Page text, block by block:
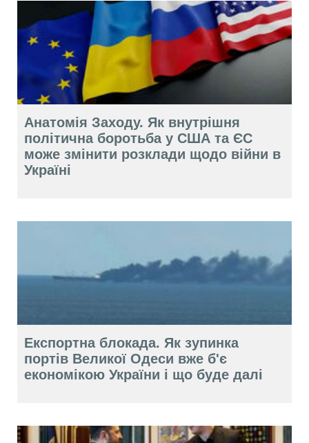
Анатомія Заходу. Як внутрішня
політична боротьба у США та ЄС
може змінити розклади щодо війни в
Україні
Експортна блокада. Як зупинка
портів Великої Одеси вже б'є
економікою України і що буде далі